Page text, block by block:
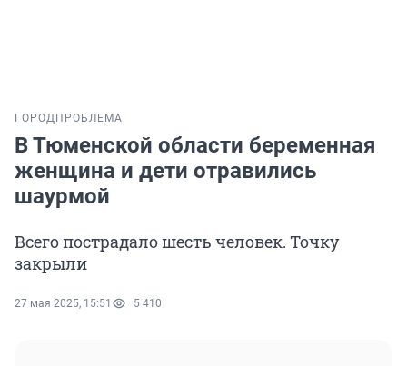
ГОРОД ПРОБЛЕМА
В Тюменской области беременная
женщина и дети отравились
шаурмой
Всего пострадало шесть человек. Точку
закрыли
27 мая 2025, 15:51 5 410